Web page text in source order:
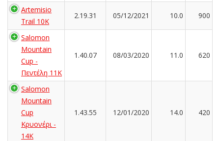
Artemisio
Trail 10K
2.19.31 05/12/2021 10.0 900
Salomon
Mountain
Cup -
Πεντέλη 11Κ
1.40.07 08/03/2020 11.0 620
Salomon
Mountain
Cup
Κρυονέρι -
14K
1.43.55 12/01/2020 14.0 420